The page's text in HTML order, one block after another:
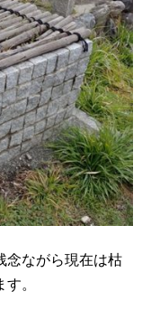
念ながら現在は枯
。